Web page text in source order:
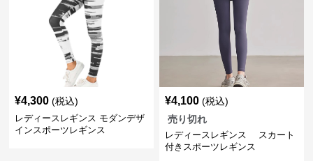
¥4,300 (税込)
レディースレギンス モダンデザ
インスポーツレギンス
¥4,100 (税込)
売り切れ
レディースレギンス スカート
付きスポーツレギンス